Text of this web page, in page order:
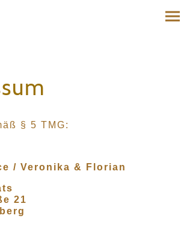
§ 5 TMG:
/ Veronika & Florian
21